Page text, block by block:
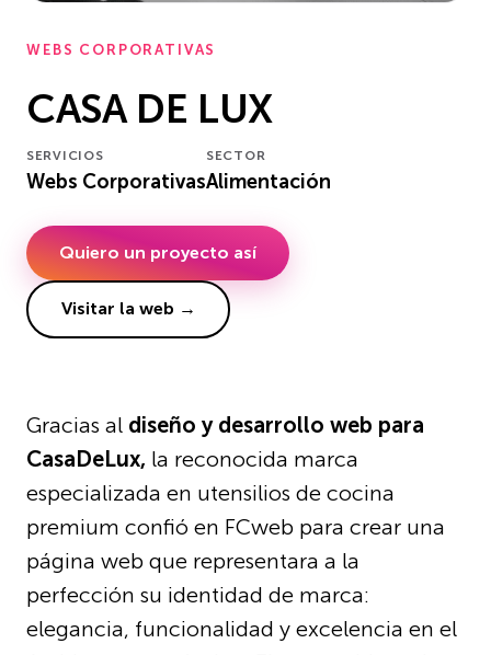
WEBS CORPORATIVAS
CASA DE LUX
SERVICIOS
Webs Corporativas
SECTOR
Alimentación
Quiero un proyecto así
Visitar la web →
Gracias al diseño y desarrollo web para
CasaDeLux, la reconocida marca
especializada en utensilios de cocina
premium confió en FCweb para crear una
página web que representara a la
perfección su identidad de marca:
elegancia, funcionalidad y excelencia en el